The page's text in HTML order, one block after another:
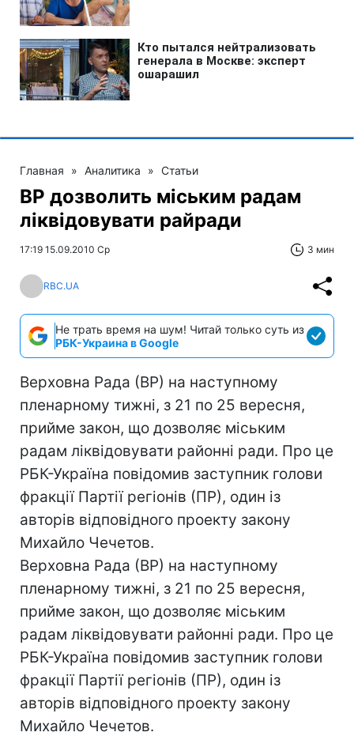
Главная » Аналитика » Статьи
ВР дозволить міським радам
ліквідовувати райради
17:19 15.09.2010 Ср 3 мин
RBC.UA
Не трать время на шум! Читай только суть из
РБК-Украина в Google
Верховна Рада (ВР) на наступному
пленарному тижні, з 21 по 25 вересня,
прийме закон, що дозволяє міським
радам ліквідовувати районні ради. Про це
РБК-Україна повідомив заступник голови
фракції Партії регіонів (ПР), один із
авторів відповідного проекту закону
Михайло Чечетов.
Верховна Рада (ВР) на наступному
пленарному тижні, з 21 по 25 вересня,
прийме закон, що дозволяє міським
радам ліквідовувати районні ради. Про це
РБК-Україна повідомив заступник голови
фракції Партії регіонів (ПР), один із
авторів відповідного проекту закону
Михайло Чечетов.